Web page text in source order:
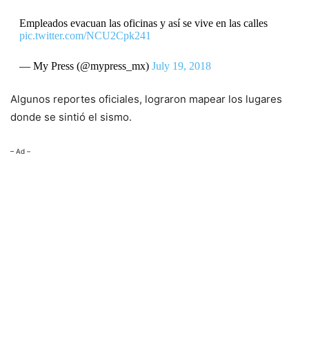
Empleados evacuan las oficinas y así se vive en las calles
pic.twitter.com/NCU2Cpk241
— My Press (@mypress_mx) July 19, 2018
Algunos reportes oficiales, lograron mapear los lugares
donde se sintió el sismo.
– Ad –